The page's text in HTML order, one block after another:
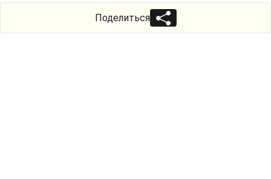
Поделиться